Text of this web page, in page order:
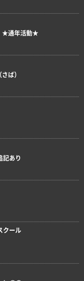
★通年活動★
ば）
あり
クール